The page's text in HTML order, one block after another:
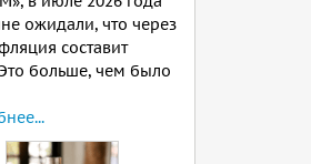
ожидали, что через
составит
больше, чем было